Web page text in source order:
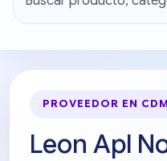
PROVEEDOR EN
Leon Apl